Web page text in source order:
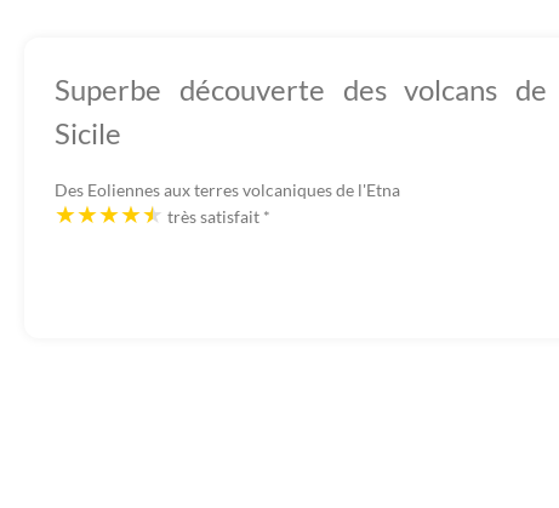
Superbe découverte des volcans de
Sicile
Des Eoliennes aux terres volcaniques de l'Etna
très satisfait *